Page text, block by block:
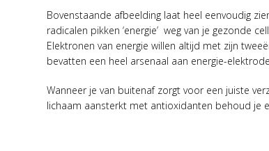
Bovenstaande afbeelding laat heel eenvoudig
radicalen pikken ‘energie’ weg van je gezonde
Elektronen van energie willen altijd met zijn
bevatten een heel arsenaal aan energie-
Wanneer je van buitenaf zorgt voor een juiste
lichaam aansterkt met antioxidanten behoud je